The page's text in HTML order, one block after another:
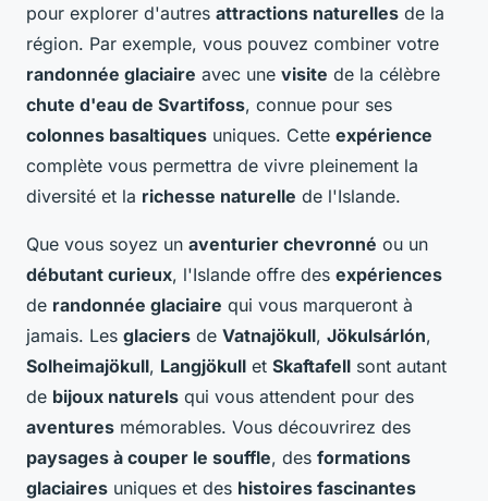
pour explorer d'autres attractions naturelles de la
région. Par exemple, vous pouvez combiner votre
randonnée glaciaire avec une visite de la célèbre
chute d'eau de Svartifoss, connue pour ses
colonnes basaltiques uniques. Cette expérience
complète vous permettra de vivre pleinement la
diversité et la richesse naturelle de l'Islande.
Que vous soyez un aventurier chevronné ou un
débutant curieux, l'Islande offre des expériences
de randonnée glaciaire qui vous marqueront à
jamais. Les glaciers de Vatnajökull, Jökulsárlón,
Solheimajökull, Langjökull et Skaftafell sont autant
de bijoux naturels qui vous attendent pour des
aventures mémorables. Vous découvrirez des
paysages à couper le souffle, des formations
glaciaires uniques et des histoires fascinantes